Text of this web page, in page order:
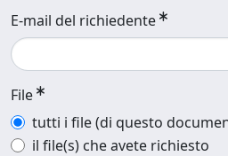
E-mail del richiedente
File
tutti i file (di questo
il file(s) che avete richiesto